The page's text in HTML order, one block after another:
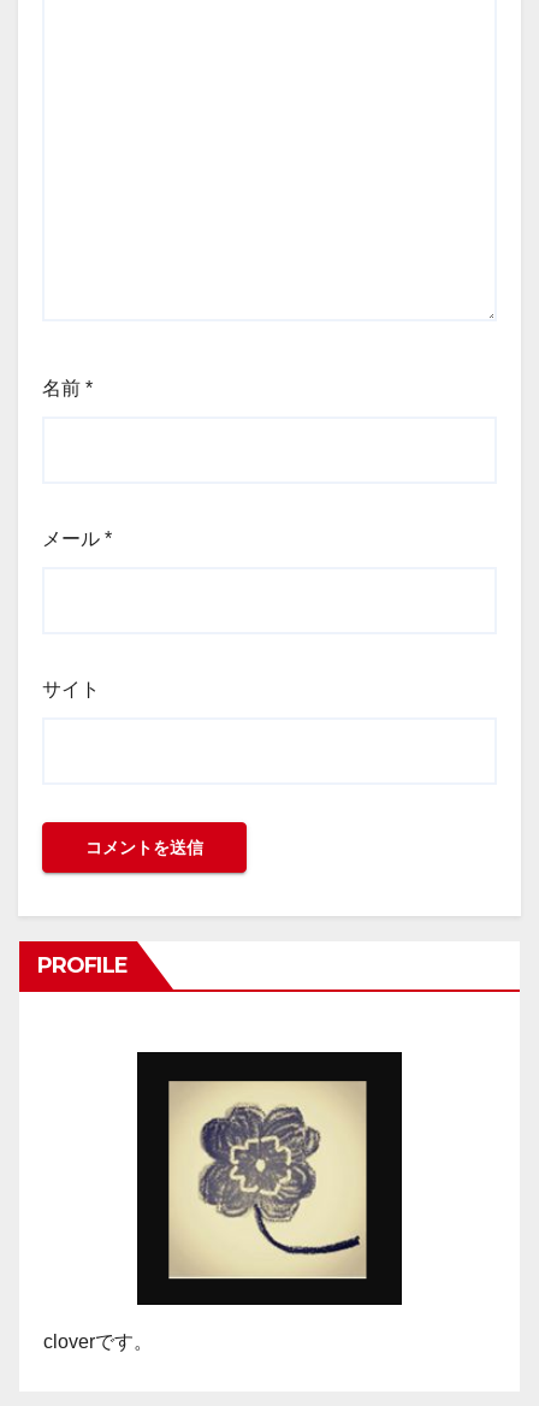
名前 *
メール *
サイト
PROFILE
cloverです。